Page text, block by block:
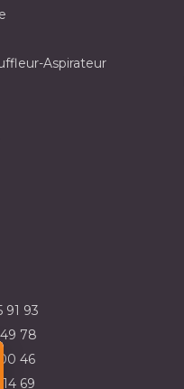
Aspirateur
91 93
78
00 46
69